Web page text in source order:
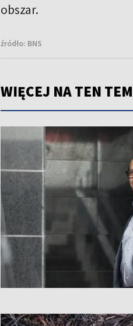
obszar.
źródło: BNS
WIĘCEJ NA TEN